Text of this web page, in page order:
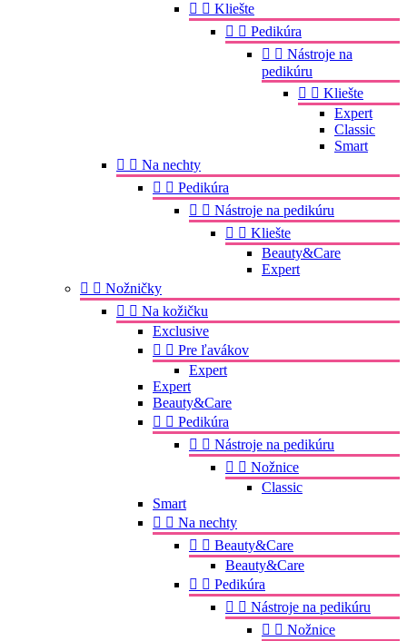
  Kliešte
  Pedikúra
  Nástroje na
pedikúru
  Kliešte
Expert
Classic
Smart
  Na nechty
  Pedikúra
  Nástroje na pedikúru
  Kliešte
Beauty&Care
Expert
  Nožničky
  Na kožičku
Exclusive
  Pre ľavákov
Expert
Expert
Beauty&Care
  Pedikúra
  Nástroje na pedikúru
  Nožnice
Classic
Smart
  Na nechty
  Beauty&Care
Beauty&Care
  Pedikúra
  Nástroje na pedikúru
  Nožnice